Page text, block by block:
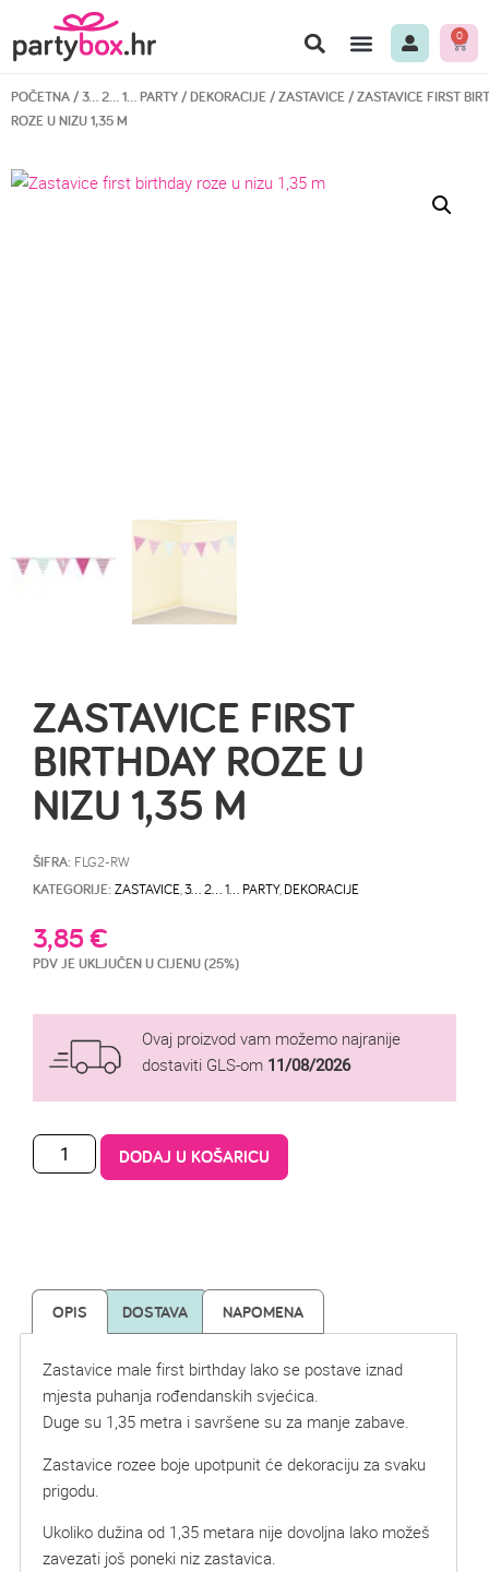
0
POČETNA/3… 2… 1… PARTY/DEKORACIJE/ZASTAVICE/ ZASTAVICE FIRST
ROZE U NIZU 1,35 M
ZASTAVICE FIRST
BIRTHDAY ROZE U
NIZU 1,35 M
ŠIFRA: FLG2-RW
KATEGORIJE: ZASTAVICE 3… 2… 1… PARTY, DEKORACIJE
3,85€
PDV JE UKLJUČEN U CIJENU (25%)
Ovaj proizvod vam možemo najranije
dostaviti GLS-om 11/08/2026
DODAJ U KOŠARICU
OPIS DOSTAVA NAPOMENA
Zastavice male first birthday lako se postave iznad
mjesta puhanja rođendanskih svjećica.
Duge su 1,35 metra i savršene su za manje zabave.
Zastavice rozee boje upotpunit će dekoraciju za svaku
prigodu.
Ukoliko dužina od 1,35 metara nije dovoljna lako možeš
zavezati još poneki niz zastavica.